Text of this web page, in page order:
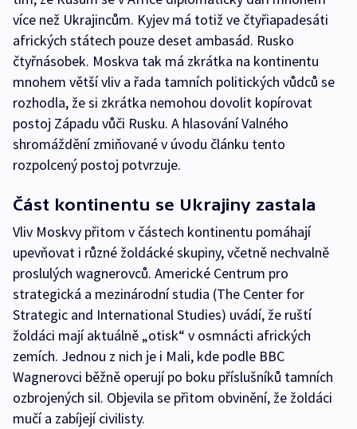
více než Ukrajincům. Kyjev má totiž ve čtyřiapadesáti
afrických státech pouze deset ambasád. Rusko
čtyřnásobek. Moskva tak má zkrátka na kontinentu
mnohem větší vliv a řada tamních politických vůdců se
rozhodla, že si zkrátka nemohou dovolit kopírovat
postoj Západu vůči Rusku. A hlasování Valného
shromáždění zmiňované v úvodu článku tento
rozpolcený postoj potvrzuje.
Část kontinentu se Ukrajiny zastala
Vliv Moskvy přitom v částech kontinentu pomáhají
upevňovat i různé žoldácké skupiny, včetně nechvalně
proslulých wagnerovců. Americké Centrum pro
strategická a mezinárodní studia (The Center for
Strategic and International Studies) uvádí, že ruští
žoldáci mají aktuálně „otisk“ v osmnácti afrických
zemích. Jednou z nich je i Mali, kde podle BBC
Wagnerovci běžně operují po boku příslušníků tamních
ozbrojených sil. Objevila se přitom obvinění, že žoldáci
mučí a zabíjejí civilisty.